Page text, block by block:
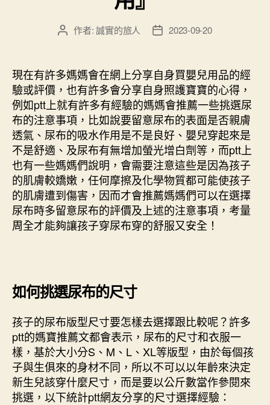
文
者
作者:誠實的旅人
文
佈
日
期
2023-09-20
現在有許多媽媽會在網上分享自身買嬰兒用品的經
驗或評價，也有許多會分享自身照護寶寶的心得，
例如ptt上就有許多有經驗的媽媽會推薦一些挑選尿
布的注意事項，比如說要留意尿布的表面是否親膚
透氣、尿布的吸水作用是不是良好、嬰兒穿起來是
不是舒適、及尿布有無增加螢光增白劑等，而ptt上
也有一些媽媽們說明，會需要注意這些是因為孩子
的肌膚較嬌嫩，任何摩擦及化學物質都可能使孩子
的肌膚遭到傷害，因而才會推薦媽媽們可以在選擇
尿布時多留意尿布的評價及上述的注意事項，考量
周全才能夠讓孩子穿尿布穿的舒服又安全！
如何挑選尿布的尺寸
孩子的尿布版型尺寸要怎樣去選擇跟比較呢？許多
ptt的媽寶推薦文都會表示，尿布的尺寸和衣服一
樣，基於大小分S、M、L、XL等版型，由於每個孩
子與生俱來的身材不同，所以不可以以年齡來決定
新生兒該穿什麼尺寸，而是要以公斤數當作參閱來
挑選，以下統計ptt網友分享的尺寸選擇經驗：